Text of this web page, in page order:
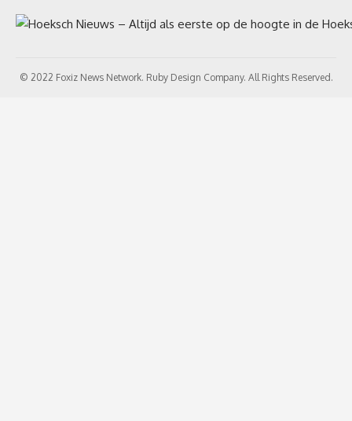
© 2022 Foxiz News Network. Ruby Design Company. All Rights Reserved.